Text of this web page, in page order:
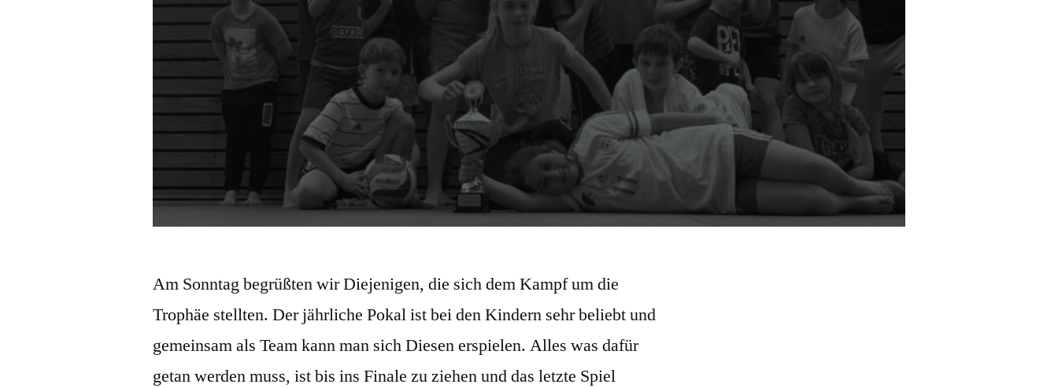
Am Sonntag begrüßten wir Diejenigen, die sich dem Kampf um die
Trophäe stellten. Der jährliche Pokal ist bei den Kindern sehr beliebt und
gemeinsam als Team kann man sich Diesen erspielen. Alles was dafür
getan werden muss, ist bis ins Finale zu ziehen und das letzte Spiel